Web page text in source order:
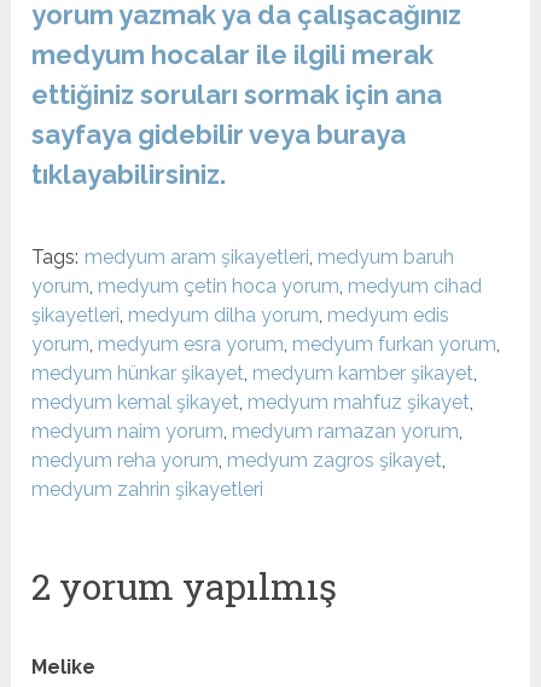
yorum yazmak ya da çalışacağınız
medyum hocalar ile ilgili merak
ettiğiniz soruları sormak için ana
sayfaya gidebilir veya buraya
tıklayabilirsiniz.
Tags: medyum aram şikayetleri, medyum baruh
yorum, medyum çetin hoca yorum, medyum cihad
şikayetleri, medyum dilha yorum, medyum edis
yorum, medyum esra yorum, medyum furkan yorum,
medyum hünkar şikayet, medyum kamber şikayet,
medyum kemal şikayet, medyum mahfuz şikayet,
medyum naim yorum, medyum ramazan yorum,
medyum reha yorum, medyum zagros şikayet,
medyum zahrin şikayetleri
2 yorum yapılmış
Melike